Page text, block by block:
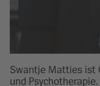
Swantje Matties ist
und